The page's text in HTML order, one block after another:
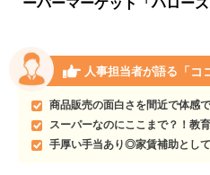
ーパーマーケット「ハロー
人事担当者が語る 「コ
商品販売の面白さを間近で体感
スーパーなのにここまで？！教
手厚い手当あり◎家賃補助として